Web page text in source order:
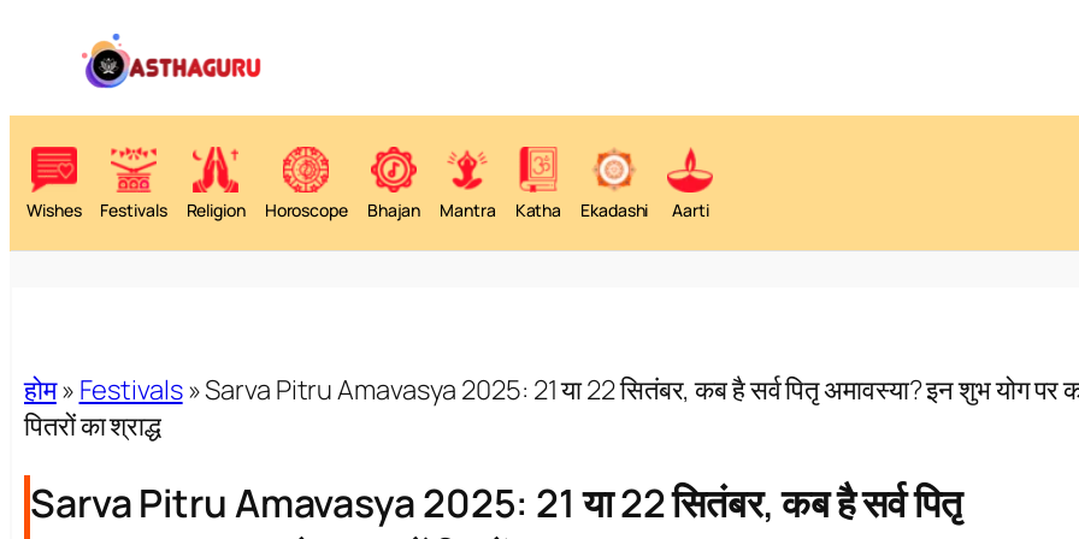
Wishes Festivals Religion Horoscope Bhajan Mantra Katha Ekadashi Aarti
होम» Festivals»Sarva Pitru Amavasya 2025: 21 या 22 सितंबर, कब है सर्व पितृ अमावस्या? इन शुभ योग पर
पितरों का श्राद्ध
Sarva Pitru Amavasya 2025: 21 या 22 सितंबर, कब है सर्व पितृ